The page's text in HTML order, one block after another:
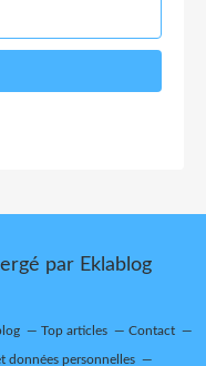
par Eklablog
Top articles Contact
données personnelles